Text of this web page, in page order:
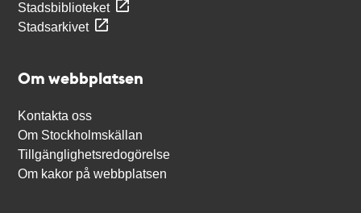
Stadsbiblioteket
Stadsarkivet
Om webbplatsen
Kontakta oss
Om Stockholmskällan
Tillgänglighetsredogörelse
Om kakor på webbplatsen